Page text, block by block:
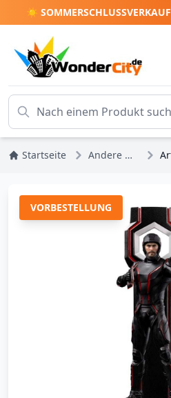
☀️ SOMMERSCHLUSSVERKAUF
Startseite Andere Disney
VORBESTELLUNG